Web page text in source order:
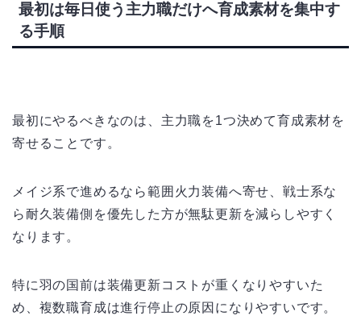
最初は毎日使う主力職だけへ育成素材を集中す
る手順
最初にやるべきなのは、主力職を1つ決めて育成素材を
寄せることです。
メイジ系で進めるなら範囲火力装備へ寄せ、戦士系な
ら耐久装備側を優先した方が無駄更新を減らしやすく
なります。
特に羽の国前は装備更新コストが重くなりやすいた
め、複数職育成は進行停止の原因になりやすいです。